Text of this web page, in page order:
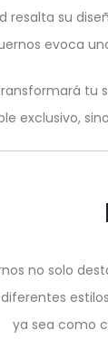
resalta su
evoca
tu
exclusivo,
no solo
ya sea como